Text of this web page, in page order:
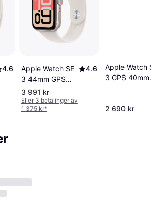
4.6
Apple Watch SE
3 44mm GPS
Starlight
Aluminium Case
4.6
3 991 kr
Eller 3 betalinger av
1 375 kr*
Apple Watch
3 GPS 40mm
2 690 kr